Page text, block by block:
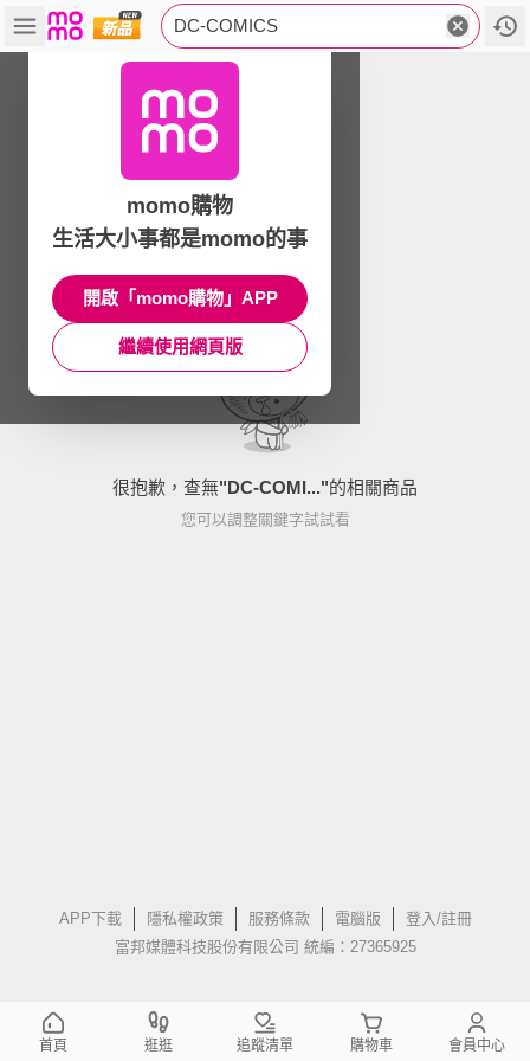
DC-COMICS
很抱歉，查無"DC-COMI..."的相關商品
您可以調整關鍵字試試看
APP下載 隱私權政策 服務條款 電腦版
登入/註冊
富邦媒體科技股份有限公司 統編：27365925
momo購物
生活大小事都是momo的事
開啟「momo購物」APP
繼續使用網頁版
首頁 逛逛 追蹤清單 購物車 會員中心